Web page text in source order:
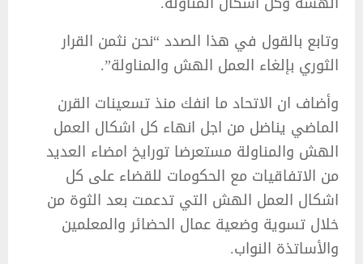
وتابع بالقول في هذا الصدد “نحن نثمن القرار
الثوري بإلغاء العمل الهش والمناولة”.
وأضاف ان الاتحاد ما انفك منذ تسعينات القرن
الماضي يناضل من اجل انهاء كل اشكال العمل
الهش والمناولة مستعرضا تورايخ امضاء العديد
من الاتفاقيات مع الحكومات للقضاء على كل
اشكال العمل الهش التي تدعمت بعد الثوة من
خلال تسوية وضعية عمال الحضائر والمعلمين
والأساتذة النواب.